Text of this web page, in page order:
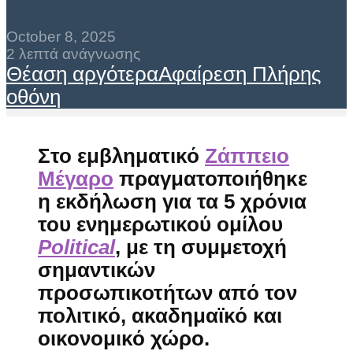
October 8, 2025
2 λεπτά ανάγνωσης
Θέαση αργότεραΑφαίρεση Πλήρης
οθόνη
Στο εμβληματικό Ζάππειο
Μέγαρο πραγματοποιήθηκε
η εκδήλωση για τα 5 χρόνια
του ενημερωτικού ομίλου
Political, με τη συμμετοχή
σημαντικών
προσωπικοτήτων από τον
πολιτικό, ακαδημαϊκό και
οικονομικό χώρο.